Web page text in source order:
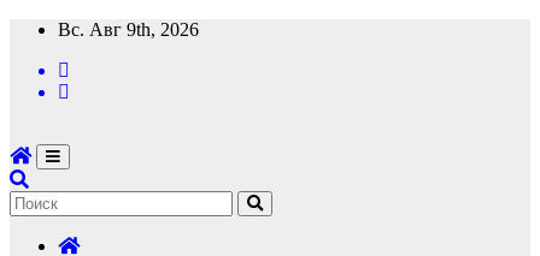
Перейти
содержимому
Вс. Авг 9th, 2026